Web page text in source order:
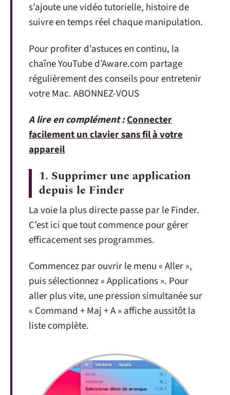
s’ajoute une vidéo tutorielle, histoire de
suivre en temps réel chaque manipulation.
Pour profiter d’astuces en continu, la
chaîne YouTube d’Aware.com partage
régulièrement des conseils pour entretenir
votre Mac. ABONNEZ-VOUS
A lire en complément :Connecter
facilement un clavier sans fil à votre
appareil
1. Supprimer une application
depuis le Finder
La voie la plus directe passe par le Finder.
C’est ici que tout commence pour gérer
efficacement ses programmes.
Commencez par ouvrir le menu « Aller »,
puis sélectionnez « Applications ». Pour
aller plus vite, une pression simultanée sur
« Command + Maj + A » affiche aussitôt la
liste complète.